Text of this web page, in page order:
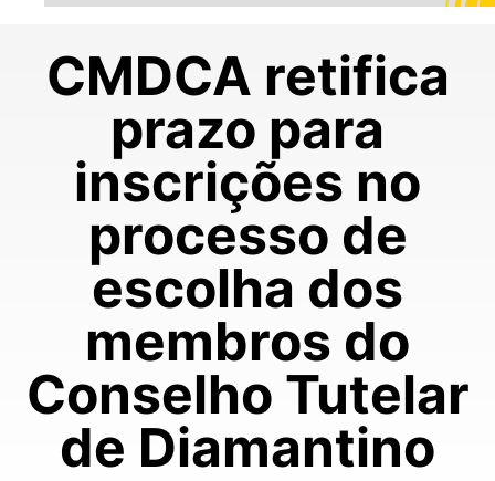
CMDCA retifica
prazo para
inscrições no
processo de
escolha dos
membros do
Conselho Tutelar
de Diamantino